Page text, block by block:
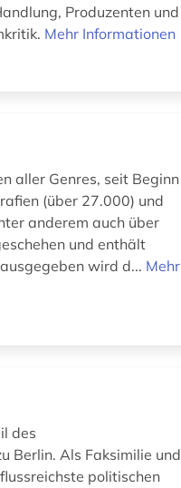
Produzenten und
Mehr Informationen
aller Genres, seit Beginn
(über 27.000) und
anderem auch über
und enthält
wird d... Mehr
des
Berlin. Als Faksimilie und
politischen